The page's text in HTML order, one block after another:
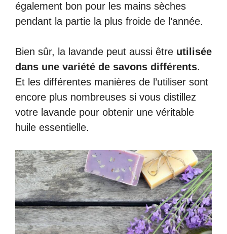
également bon pour les mains sèches
pendant la partie la plus froide de l’année.
Bien sûr, la lavande peut aussi être utilisée
dans une variété de savons différents.
Et les différentes manières de l’utiliser sont
encore plus nombreuses si vous distillez
votre lavande pour obtenir une véritable
huile essentielle.